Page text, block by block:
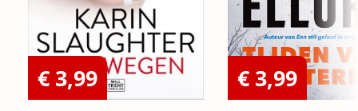
€ 3,99 € 3,99